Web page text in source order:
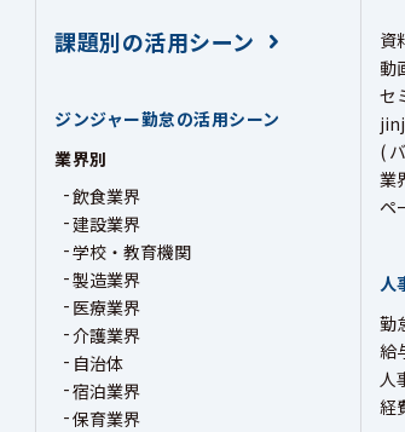
課題別の活用シーン
ジンジャー勤怠の活用シーン
業界別
飲食業界
建設業界
学校・教育機関
製造業界
医療業界
介護業界
自治体
宿泊業界
保育業界
資
動
セ
(
業
ペ
人
勤
給
人
経